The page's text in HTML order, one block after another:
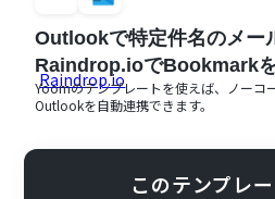
Outlookで特定件名のメー
Raindrop.ioでBookmark
Yoomのテンプレートを使えば、ノーコ
Outlookを自動連携できます。
このテンプレ